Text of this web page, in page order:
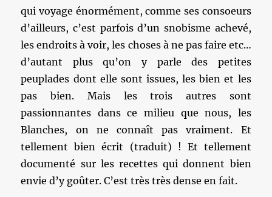
qui voyage énormément, comme ses consoeurs
d’ailleurs, c’est parfois d’un snobisme achevé,
les endroits à voir, les choses à ne pas faire etc…
d’autant plus qu’on y parle des petites
peuplades dont elle sont issues, les bien et les
pas bien. Mais les trois autres sont
passionnantes dans ce milieu que nous, les
Blanches, on ne connaît pas vraiment. Et
tellement bien écrit (traduit) ! Et tellement
documenté sur les recettes qui donnent bien
envie d’y goûter. C’est très très dense en fait.